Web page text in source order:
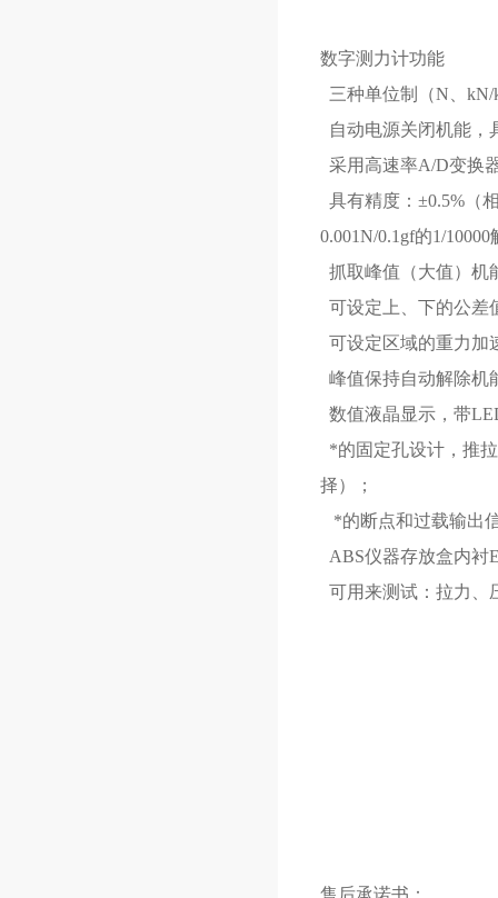
数字测力计功能
三种单位制（N、
自动电源关闭机能，
采用高速率A/D变换
具有精度：±0.5%（
0.001N/0.1gf的1/
抓取峰值（大值）机
可设定上、下的公差
可设定区域的重力加
峰值保持自动解除机
数值液晶显示，带
*的固定孔设计，推
择）；
*的断点和过载输出
ABS仪器存放盒内衬
可用来测试：拉力、
售后承诺书：